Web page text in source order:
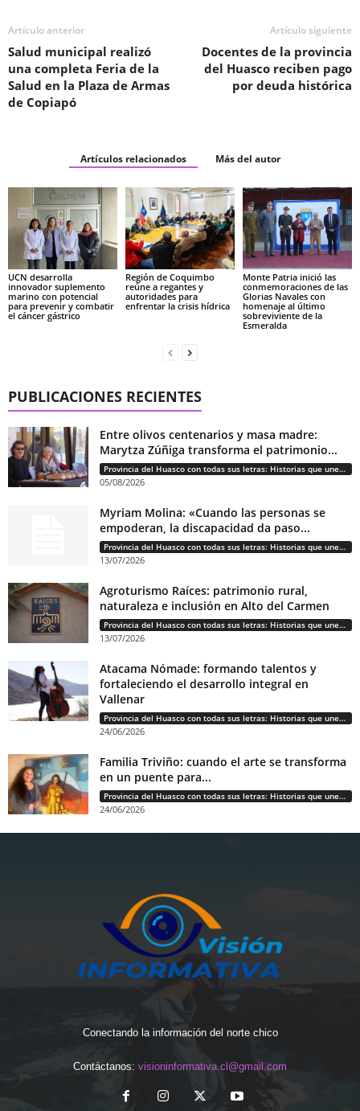
Artículo anterior
Salud municipal realizó
una completa Feria de la
Salud en la Plaza de Armas
de Copiapó
Artículo siguiente
Docentes de la provincia
del Huasco reciben pago
por deuda histórica
Artículos relacionados Más del autor
UCN desarrolla
innovador suplemento
marino con potencial
para prevenir y combatir
el cáncer gástrico
Región de Coquimbo
reúne a regantes y
autoridades para
enfrentar la crisis hídrica
Monte Patria inició las
conmemoraciones de las
Glorias Navales con
homenaje al último
sobreviviente de la
Esmeralda
PUBLICACIONES RECIENTES
Entre olivos centenarios y masa madre:
Marytza Zúñiga transforma el patrimonio...
Provincia del Huasco con todas sus letras: Historias que unen cultura, diversidad e identidad
05/08/2026
Myriam Molina: «Cuando las personas se
empoderan, la discapacidad da paso...
Provincia del Huasco con todas sus letras: Historias que unen cultura, diversidad e identidad
13/07/2026
Agroturismo Raíces: patrimonio rural,
naturaleza e inclusión en Alto del Carmen
Provincia del Huasco con todas sus letras: Historias que unen cultura, diversidad e identidad
13/07/2026
Atacama Nómade: formando talentos y
fortaleciendo el desarrollo integral en
Vallenar
Provincia del Huasco con todas sus letras: Historias que unen cultura, diversidad e identidad
24/06/2026
Familia Triviño: cuando el arte se transforma
en un puente para...
Provincia del Huasco con todas sus letras: Historias que unen cultura, diversidad e identidad
24/06/2026
Conectando la información del norte chico
Contáctanos: visioninformativa.cl@gmail.com